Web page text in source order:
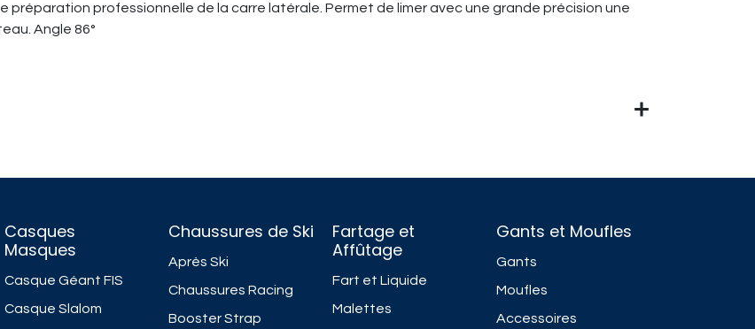
préparation professionnelle de la carre latérale. Permet de limer avec une grande précision une
Angle 86°
Casques
Masques
Casque Géant FIS
Casque Slalom
Chaussures de Ski
Après Ski
Chaussures Racing
Booster Strap
Fartage et
Affûtage
Fart et Liquide
Malettes
Gants et Moufles
Gants
Moufles
Accessoires